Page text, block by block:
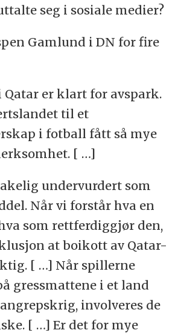
seg i sosiale medier?
Gamlund i DN for fire
er klart for avspark.
til et
i fotball fått så mye
[ …]
undervurdert som
Når vi forstår hva en
som rettferdiggjør den,
at boikott av Qatar-
[ …] Når spillerne
gressmattene i et land
involveres de
[ …] Er det for mye